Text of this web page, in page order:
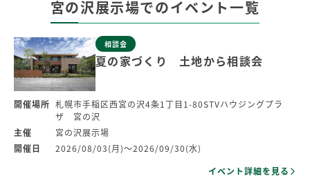
宮の沢展示場でのイベント一覧
相談会
夏の家づくり 土地から相談会
開催場所 札幌市手稲区西宮の沢4条1丁目1-80STVハウジングプラ
ザ 宮の沢
主催
宮の沢展示場
開催日
2026/08/03(月)～2026/09/30(水)
イベント詳細を見る